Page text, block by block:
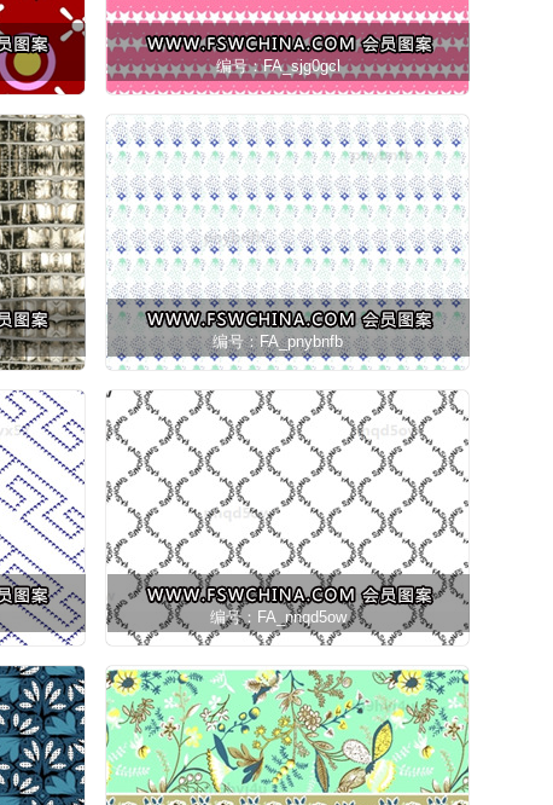
编号：FA_sjg0gcl
编号：FA_pnybnfb
编号：FA_nnqd5ow